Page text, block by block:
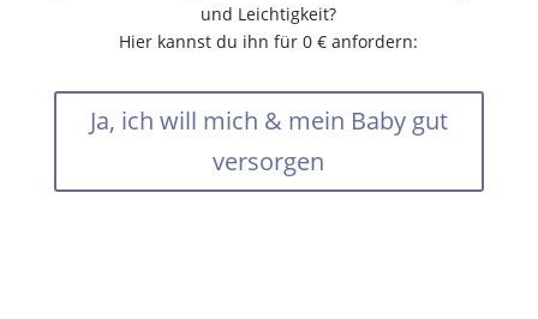
und Leichtigkeit?
Hier kannst du ihn für 0 € anfordern:
Ja, ich will mich & mein Baby gut
versorgen